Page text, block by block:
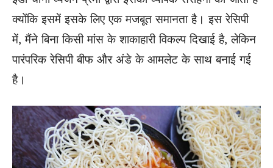
क्योंकि इसमें इसके लिए एक मजबूत समानता है। इस रेसिपी
में, मैंने बिना किसी मांस के शाकाहारी विकल्प दिखाई है, लेकिन
पारंपरिक रेसिपी बीफ और अंडे के आमलेट के साथ बनाई गई
है।